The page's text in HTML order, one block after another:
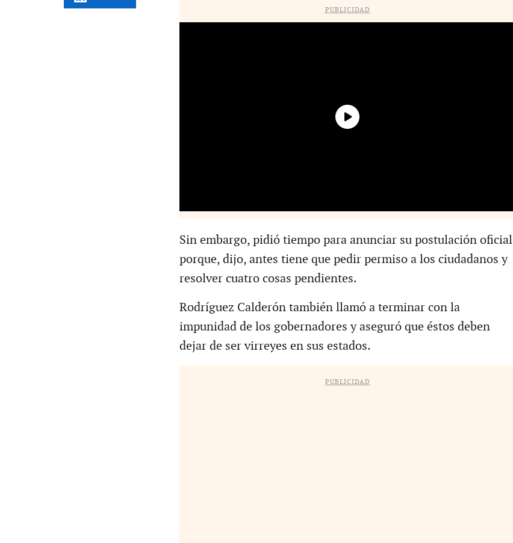
PUBLICIDAD
Sin embargo, pidió tiempo para anunciar su postulación oficial
porque, dijo, antes tiene que pedir permiso a los ciudadanos y
resolver cuatro cosas pendientes.
Rodríguez Calderón también llamó a terminar con la
impunidad de los gobernadores y aseguró que éstos deben
dejar de ser virreyes en sus estados.
PUBLICIDAD